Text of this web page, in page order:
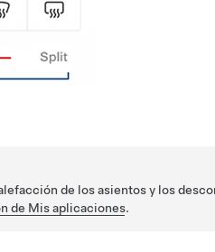
de los asientos y los
de Mis aplicaciones.